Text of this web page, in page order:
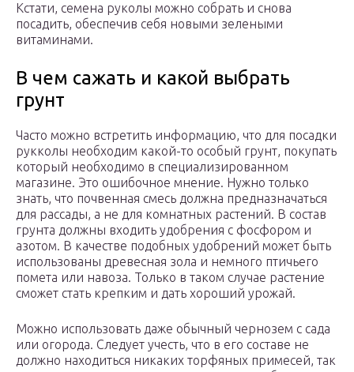
Кстати, семена руколы можно собрать и снова
посадить, обеспечив себя новыми зелеными
витаминами.
В чем сажать и какой выбрать
грунт
Часто можно встретить информацию, что для посадки
рукколы необходим какой-то особый грунт, покупать
который необходимо в специализированном
магазине. Это ошибочное мнение. Нужно только
знать, что почвенная смесь должна предназначаться
для рассады, а не для комнатных растений. В состав
грунта должны входить удобрения с фосфором и
азотом. В качестве подобных удобрений может быть
использованы древесная зола и немного птичьего
помета или навоза. Только в таком случае растение
сможет стать крепким и дать хороший урожай.
Можно использовать даже обычный чернозем с сада
или огорода. Следует учесть, что в его составе не
должно находиться никаких торфяных примесей, так